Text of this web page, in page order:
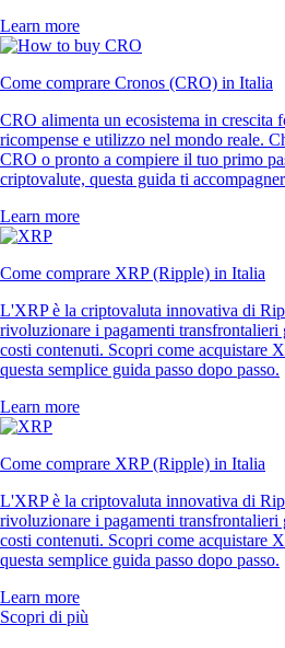
Learn more
Come comprare Cronos (CRO) in Italia
CRO alimenta un ecosistema in crescita
ricompense e utilizzo nel mondo reale.
CRO o pronto a compiere il tuo primo
criptovalute, questa guida ti
Learn more
Come comprare XRP (Ripple) in Italia
L'XRP è la criptovaluta innovativa di
rivoluzionare i pagamenti transfrontalieri
costi contenuti. Scopri come acquistare
questa semplice guida passo dopo passo.
Learn more
Come comprare XRP (Ripple) in Italia
L'XRP è la criptovaluta innovativa di
rivoluzionare i pagamenti transfrontalieri
costi contenuti. Scopri come acquistare
questa semplice guida passo dopo passo.
Learn more
Scopri di più